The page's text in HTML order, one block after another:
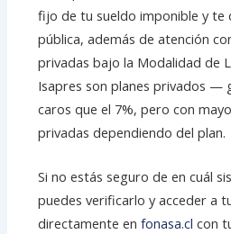
fijo de tu sueldo imponible y te
pública, además de atención
privadas bajo la Modalidad de
Isapres son planes privados —
caros que el 7%, pero con
privadas dependiendo del plan.
Si no estás seguro de en cuál
puedes verificarlo y acceder a
directamente enfonasa.cl con